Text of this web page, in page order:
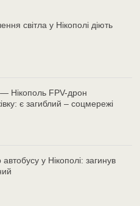
світла у Нікополі діють
Нікополь FPV-дрон
є загиблий – соцмережі
у Нікополі: загинув